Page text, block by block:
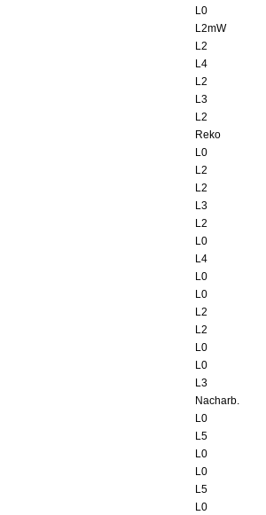
L0
L2mW
L2
L4
L2
L3
L2
Reko
L0
L2
L2
L3
L2
L0
L4
L0
L0
L2
L2
L0
L0
L3
Nacharb.
L0
L5
L0
L0
L5
L0